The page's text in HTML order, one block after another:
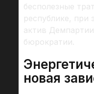
бесполезные
республике,
актив
бюрократии.
новая